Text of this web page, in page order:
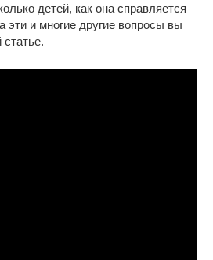
детей, как она справляется
эти и многие другие вопросы вы